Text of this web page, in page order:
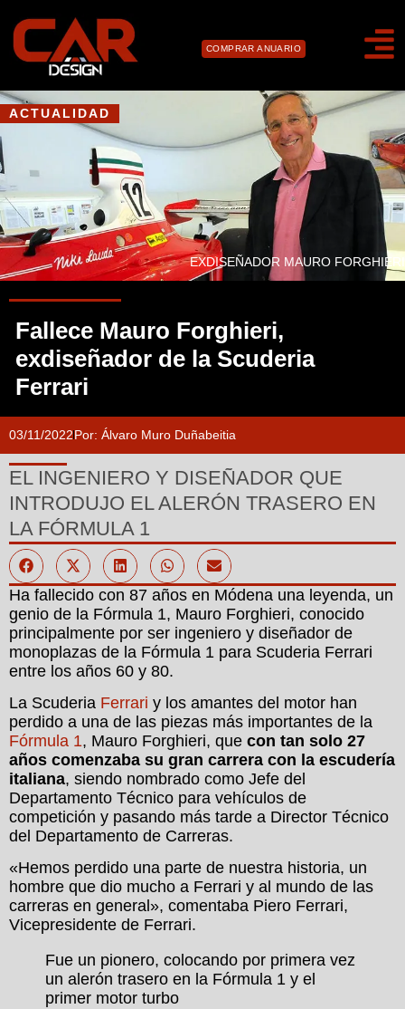
COMPRAR ANUARIO
ACTUALIDAD
EXDISEÑADOR MAURO FORGHIERI
Fallece Mauro Forghieri,
exdiseñador de la Scuderia
Ferrari
03/11/2022Por: Álvaro Muro Duñabeitia
EL INGENIERO Y DISEÑADOR QUE
INTRODUJO EL ALERÓN TRASERO EN
LA FÓRMULA 1
Ha fallecido con 87 años en Módena una leyenda, un
genio de la Fórmula 1, Mauro Forghieri, conocido
principalmente por ser ingeniero y diseñador de
monoplazas de la Fórmula 1 para Scuderia Ferrari
entre los años 60 y 80.
La Scuderia Ferrari y los amantes del motor han
perdido a una de las piezas más importantes de la
Fórmula 1, Mauro Forghieri, que con tan solo 27
años comenzaba su gran carrera con la escudería
italiana, siendo nombrado como Jefe del
Departamento Técnico para vehículos de
competición y pasando más tarde a Director Técnico
del Departamento de Carreras.
«Hemos perdido una parte de nuestra historia, un
hombre que dio mucho a Ferrari y al mundo de las
carreras en general», comentaba Piero Ferrari,
Vicepresidente de Ferrari.
Fue un pionero, colocando por primera vez
un alerón trasero en la Fórmula 1 y el
primer motor turbo